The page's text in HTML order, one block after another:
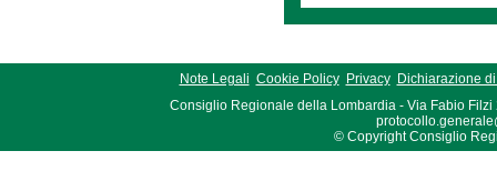
Note Legali Cookie Policy Privacy
Dichiarazione
Consiglio Regionale della Lombardia - Via Fabio Filzi
© Copyright Consiglio